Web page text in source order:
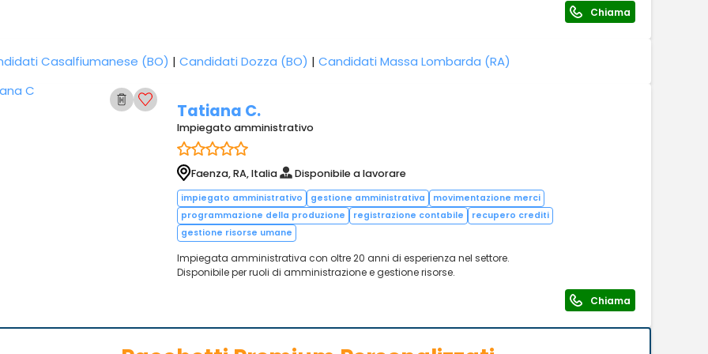
Chiama
Casalfiumanese (BO) | Candidati Dozza (BO) | Candidati Massa Lombarda (RA)
Tatiana C.
Impiegato amministrativo
Faenza, RA, Italia Disponibile a lavorare
impiegato amministrativo gestione amministrativa
movimentazione merci
programmazione della produzione
registrazione contabile
recupero crediti
gestione risorse umane
Impiegata amministrativa con oltre 20 anni di esperienza nel settore.
Disponibile per ruoli di amministrazione e gestione risorse.
Chiama